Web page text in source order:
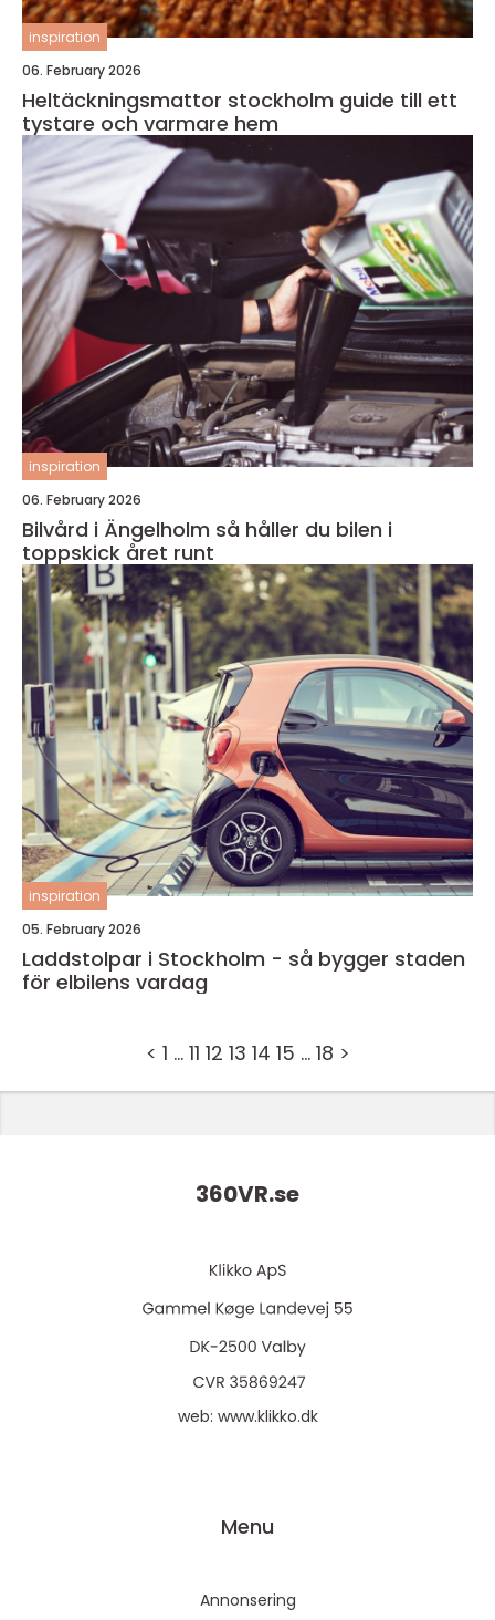
inspiration
06. February 2026
Heltäckningsmattor stockholm guide till ett
tystare och varmare hem
inspiration
06. February 2026
Bilvård i Ängelholm så håller du bilen i
toppskick året runt
inspiration
05. February 2026
Laddstolpar i Stockholm - så bygger staden
för elbilens vardag
< 1 … 11 12 13 14 15 … 18 >
360VR.se
web: www.klikko.dk
Menu
Annonsering